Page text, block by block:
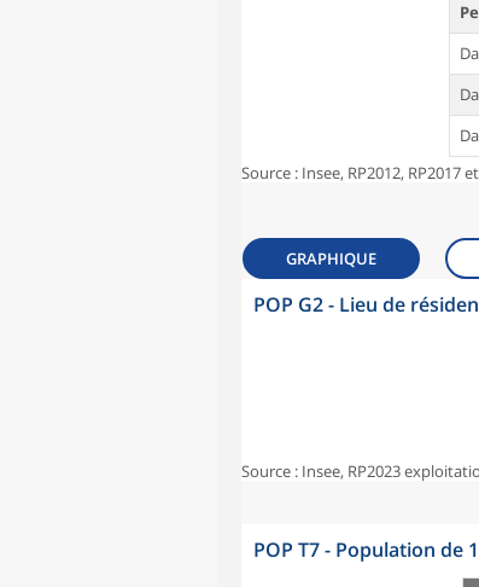
Source : Insee, RP2012,
GRAPHIQUE
POP G2 - Lieu de
Source : Insee, RP2023
POP T7 - Population